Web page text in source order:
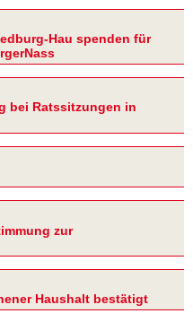
Hau spenden für
bei Ratssitzungen in
zur
Haushalt bestätigt